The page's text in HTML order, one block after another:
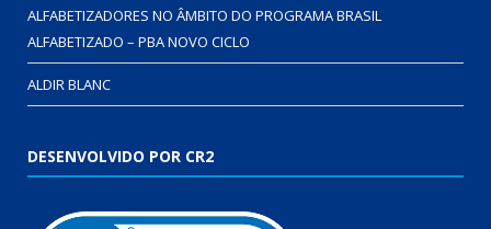
ALFABETIZADORES NO ÂMBITO DO PROGRAMA BRASIL
ALFABETIZADO – PBA NOVO CICLO
ALDIR BLANC
DESENVOLVIDO POR CR2